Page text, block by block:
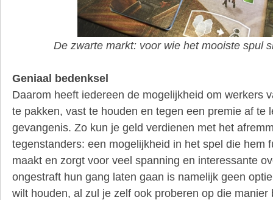
De zwarte markt: voor wie het mooiste spul
Geniaal bedenksel
Daarom heeft iedereen de mogelijkheid om werkers
te pakken, vast te houden en tegen een premie af te
gevangenis. Zo kun je geld verdienen met het
tegenstanders: een mogelijkheid in het spel die hem
maakt en zorgt voor veel spanning en interessante
ongestraft hun gang laten gaan is namelijk geen
wilt houden, al zul je zelf ook proberen op die manier